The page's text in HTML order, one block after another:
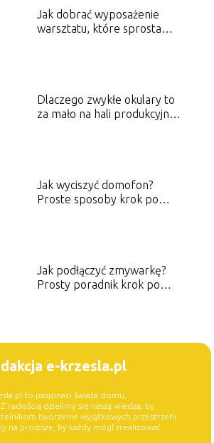
Jak dobrać wyposażenie
warsztatu, które sprosta
Dlaczego zwykłe okulary to
za mało na hali produkcyjnej i
Jak wyciszyć domofon?
Proste sposoby krok po
Jak podłączyć zmywarkę?
Prosty poradnik krok po
e-krzesla.pl
to pasjonaci świata domu,
radością dzielimy się naszą wiedzą, by
tworzenie wyjątkowych przestrzeni.
na prostsze, by każdy mógł zrealizować